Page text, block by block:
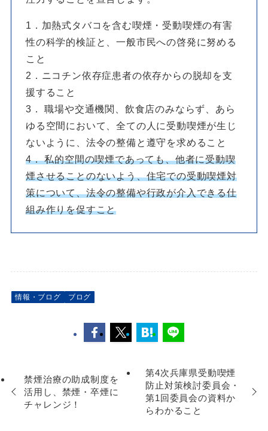
1．加熱式タバコを含む喫煙・受動喫煙の有害
性の科学的検証と、一般市民への啓発に努める
こと
2．ニコチン依存症患者の依存からの脱却を支
援すること
3． 職場や交通機関、飲食店のみならず、あら
ゆる空間において、全ての人に受動喫煙が生じ
ないように、法令の整備と遵守を求めること
4． 私的空間の喫煙であっても、他者に受動喫
煙させることのないよう、住宅での受動喫煙対
策について、法令の整備や行政が介入できる仕
組み作りを促すこと
情報・ブログ ブログ
禁煙治療の助成制度を
活用し、禁煙・卒煙に
チャレンジ！
第4次兵庫県受動喫煙
防止対策検討委員会・
第1回委員会の資料か
らわかること